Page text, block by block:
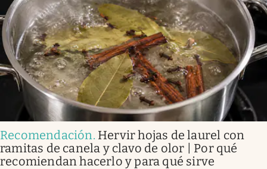
Recomendación. Hervir hojas de laurel con
ramitas de canela y clavo de olor | Por qué
recomiendan hacerlo y para qué sirve